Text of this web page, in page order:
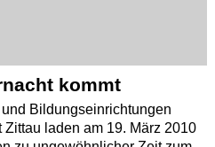
kommt
Bildungseinrichtungen
laden am 19. März 2010